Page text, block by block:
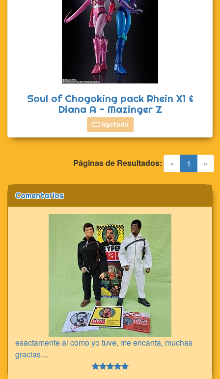
Soul of Chogoking pack Rhein X1 &
Diana A - Mazinger Z
Agotado
« 1 (current)
»
Páginas de Resultados:
Comentarios
esactamente al como yo tuve, me encanta, muchas
gracias....